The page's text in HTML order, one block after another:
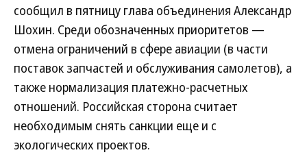
сообщил в пятницу глава объединения Александр
Шохин. Среди обозначенных приоритетов —
отмена ограничений в сфере авиации (в части
поставок запчастей и обслуживания самолетов), а
также нормализация платежно-расчетных
отношений. Российская сторона считает
необходимым снять санкции еще и с
экологических проектов.